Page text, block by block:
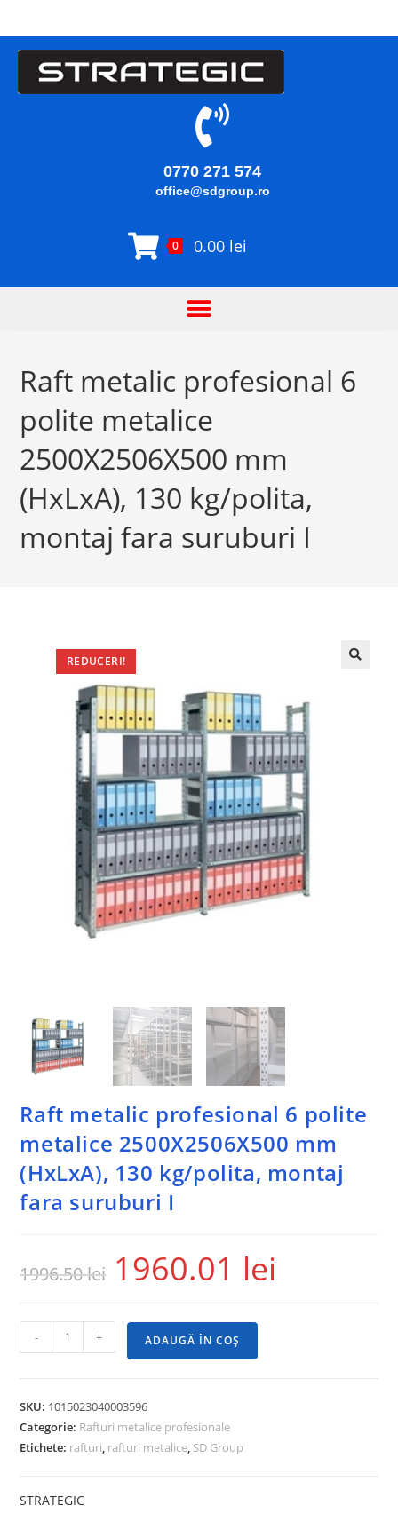
0770 271 574
office@sdgroup.ro
0 0.00 lei
Raft metalic profesional 6
polite metalice
2500X2506X500 mm
(HxLxA), 130 kg/polita,
montaj fara suruburi I
REDUCERI!
Raft metalic profesional 6 polite
metalice 2500X2506X500 mm
(HxLxA), 130 kg/polita, montaj
fara suruburi I
1996.50lei 1960.01 lei
- + ADAUGĂ ÎN COȘ
SKU: 1015023040003596
Categorie: Rafturi metalice profesionale
Etichete: rafturi, rafturi metalice, SD Group
STRATEGIC